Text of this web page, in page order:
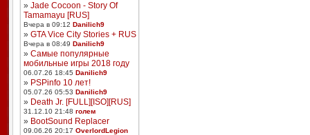
» Jade Cocoon - Story Of
Tamamayu [RUS]
Вчера в 09:12 Danilich9
» GTA Vice City Stories + RUS
Вчера в 08:49 Danilich9
» Самые популярные
мобильные игры 2018 году
06.07.26 18:45 Danilich9
» PSPinfo 10 лет!
05.07.26 05:53 Danilich9
» Death Jr. [FULL][ISO][RUS]
31.12.10 21:48 голем
» BootSound Replacer
09.06.26 20:17 OverlordLegion